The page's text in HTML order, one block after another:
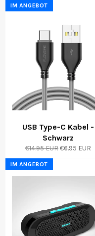
USB Type-C Kabel -
Schwarz
Normaler
Preis
€14.95 EURSonderpreis
€6.95 EUR
IM ANGEBOT
IM ANGEBOT